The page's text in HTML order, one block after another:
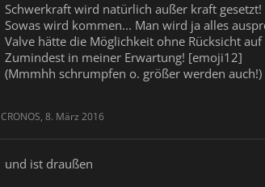
Schwerkraft wird natürlich außer kraft
Sowas wird kommen... Man wird ja alles
Valve hätte die Möglichkeit ohne Rücksicht
Zumindest in meiner Erwartung! [emoji12]
(Mmmhh schrumpfen o. größer werden
CRONOS, 8. März 2016
und ist draußen